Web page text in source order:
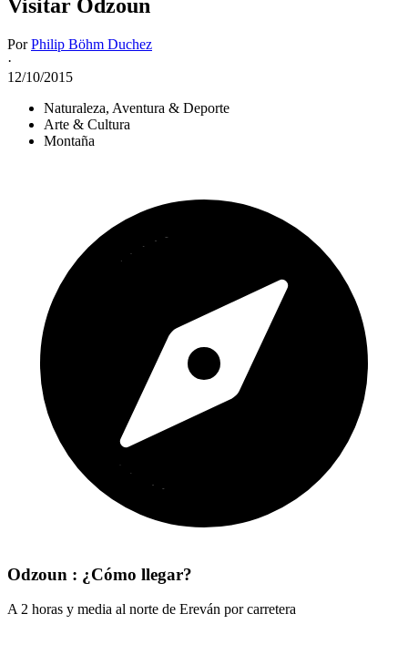
Visitar Odzoun
PorPhilip Böhm Duchez
·
12/10/2015
Naturaleza, Aventura & Deporte
Arte & Cultura
Montaña
Odzoun : ¿Cómo llegar?
A 2 horas y media al norte de Ereván por carretera